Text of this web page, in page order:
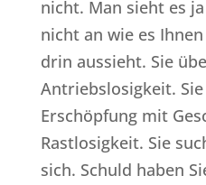
nicht. Man sieht es
nicht an wie es
drin aussieht. Sie
Antriebslosigkeit.
Erschöpfung mit
Rastlosigkeit. Sie
sich. Schuld haben